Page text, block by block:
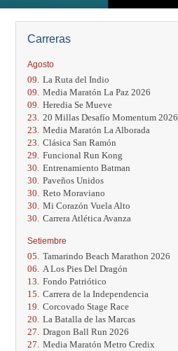
Carreras
Agosto
09. La Ruta del Indio
09. Media Maratón La Paz 2026
09. Heredia Se Mueve
23. 20 Millas Desafío Momentum 2026
23. Media Maratón La Alborada
23. Clásica San Ramón
29. Funcional Run Kong
30. Entrenamiento Batman
30. Paveños Unidos
30. Reto Moraviano
30. Mi Corazón Vuela Alto
30. Carrera Atlética Avanza
Setiembre
05. Tamarindo Beach Marathon 2026
06.
A Los Pies Del Dragón
13. Fondo Patriótico
15. Carrera de la Independencia
19. Corcovado Stage Race
20. La Batalla de las Marcas
27. Dragon Ball Run 2026
27. Media Maratón Metro Credix